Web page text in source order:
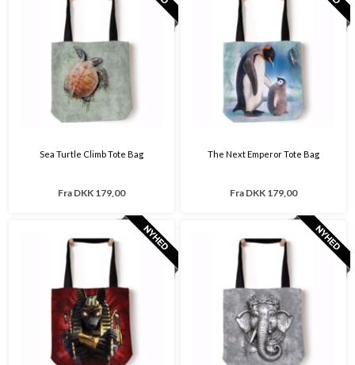
Sea Turtle Climb Tote Bag
Fra DKK 179,00
The Next Emperor Tote Bag
Fra DKK 179,00